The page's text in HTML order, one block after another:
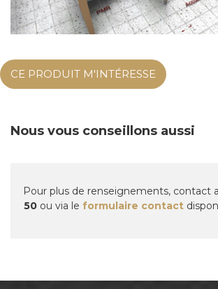
CE PRODUIT M'INTÉRESSE
Nous vous conseillons aussi
Pour plus de renseignements, contact
50ou via le formulaire contact